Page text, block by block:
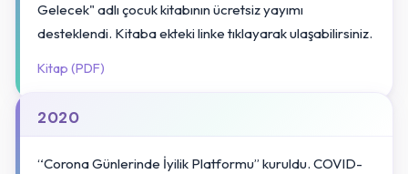
Gelecek" adlı çocuk kitabının ücretsiz yayımı
desteklendi. Kitaba ekteki linke tıklayarak ulaşabilirsiniz.
Kitap (PDF)
2020
“Corona Günlerinde İyilik Platformu” kuruldu. COVID-